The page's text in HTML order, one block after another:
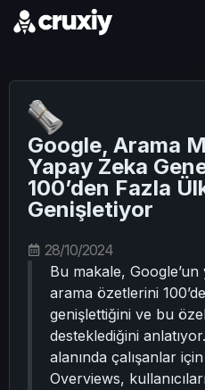
Google, Arama
Yapay Zeka
100’den Fazla
Genişletiyor
28/10/2024
Bu makale,
arama özetlerini
genişlettiğini ve bu
desteklediğini
alanında çalışanlar
Overviews,